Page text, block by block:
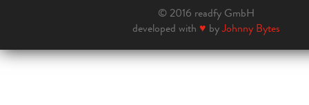
© 2016 readfy GmbH
developed with ♥ byJohnny Bytes